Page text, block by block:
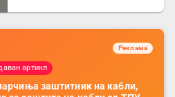
Реклама
артикл
заштитник на кабли,